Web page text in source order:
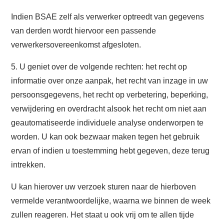
Indien BSAE zelf als verwerker optreedt van gegevens
van derden wordt hiervoor een passende
verwerkersovereenkomst afgesloten.
5. U geniet over de volgende rechten: het recht op
informatie over onze aanpak, het recht van inzage in uw
persoonsgegevens, het recht op verbetering, beperking,
verwijdering en overdracht alsook het recht om niet aan
geautomatiseerde individuele analyse onderworpen te
worden. U kan ook bezwaar maken tegen het gebruik
ervan of indien u toestemming hebt gegeven, deze terug
intrekken.
U kan hierover uw verzoek sturen naar de hierboven
vermelde verantwoordelijke, waarna we binnen de week
zullen reageren. Het staat u ook vrij om te allen tijde